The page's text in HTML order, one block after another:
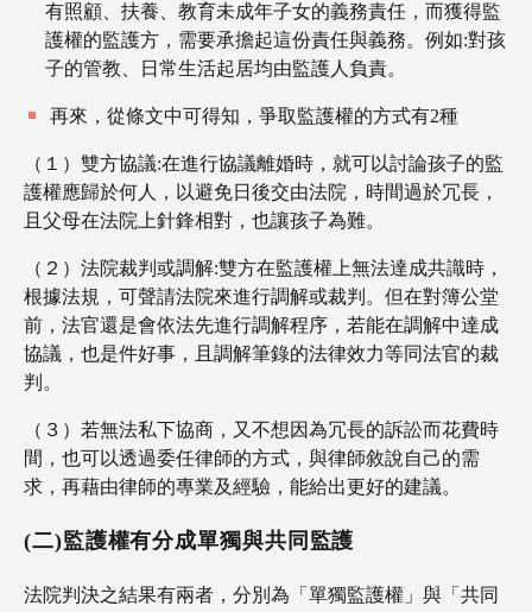
有照顧、扶養、教育未成年子女的義務責任，而獲得監
護權的監護方，需要承擔起這份責任與義務。例如:對孩
子的管教、日常生活起居均由監護人負責。
再來，從條文中可得知，爭取監護權的方式有2種
（１）雙方協議:在進行協議離婚時，就可以討論孩子的監
護權應歸於何人，以避免日後交由法院，時間過於冗長，
且父母在法院上針鋒相對，也讓孩子為難。
（２）法院裁判或調解:雙方在監護權上無法達成共識時，
根據法規，可聲請法院來進行調解或裁判。但在對簿公堂
前，法官還是會依法先進行調解程序，若能在調解中達成
協議，也是件好事，
且調解筆錄的法律效力等同法官的裁
判。
（３）若無法私下協商，又不想因為冗長的訴訟而花費時
間，也可以透過委任律師的方式，與律師敘說自己的需
求，再藉由律師的專業及經驗，能給出更好的建議。
(二)監護權有分成單獨與共同監護
法院判決之結果有兩者，分別為「單獨監護權」與「共同